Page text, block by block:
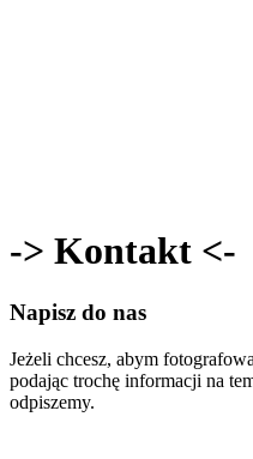
-> Kontakt <-
Napisz do nas
Jeżeli chcesz, abym
podając trochę informacji na
odpiszemy.